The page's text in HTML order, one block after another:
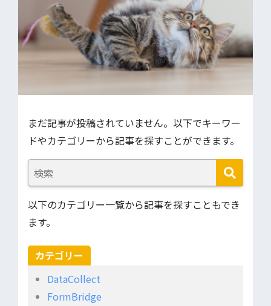
まだ記事が投稿されていません。以下でキーワー
ドやカテゴリーから記事を探すことができます。
以下のカテゴリー一覧から記事を探すこともでき
ます。
カテゴリー
DataCollect
FormBridge